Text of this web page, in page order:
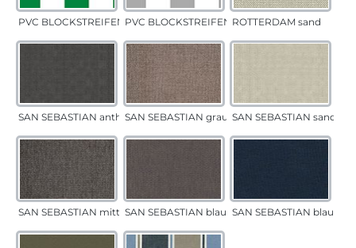
PVC BLOCKSTREIFEN grünPVC BLOCKSTREIFEN grauROTTERDAM sand
SAN SEBASTIAN anthrazitSAN SEBASTIAN grau-sandSAN SEBASTIAN sand
SAN SEBASTIAN mittelgrauSAN SEBASTIAN blau-sandSAN SEBASTIAN blau